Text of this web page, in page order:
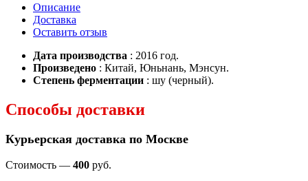
Описание
Доставка
Оставить отзыв
Дата производства : 2016 год.
Произведено : Китай, Юньнань, Мэнсун.
Степень ферментации : шу (черный).
Способы доставки
Курьерская доставка по Москве
Стоимость — 400 руб.